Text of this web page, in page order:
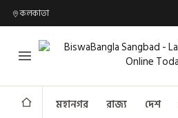
কলকাতা
মহানগর রাজ্য দেশ